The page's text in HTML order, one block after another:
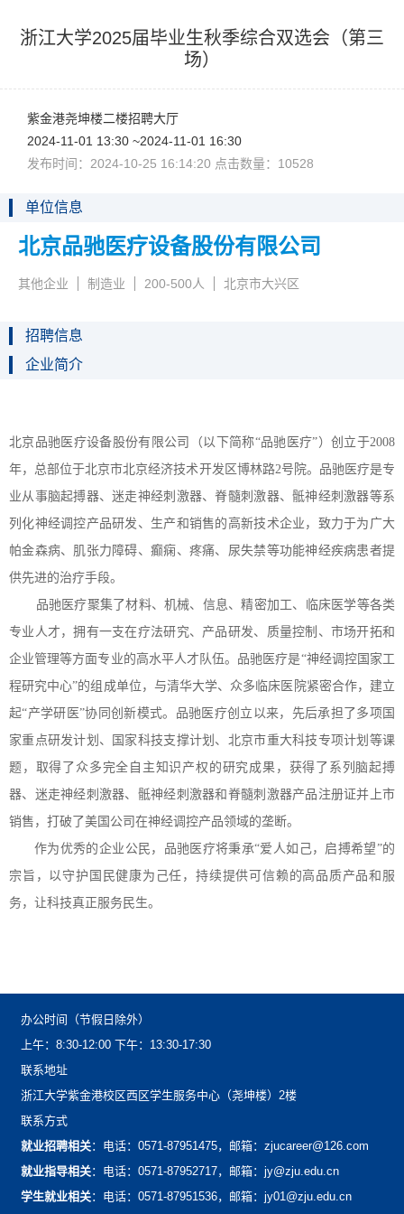
浙江大学2025届毕业生秋季综合双选会（第三
场）
紫金港尧坤楼二楼招聘大厅
2024-11-0113:30~2024-11-0116:30
发布时间：2024-10-2516:14:20点击数量：10528
单位信息
北京品驰医疗设备股份有限公司
其他企业 制造业 200-500人 北京市大兴区
招聘信息
企业简介
北京品驰医疗设备股份有限公司（以下简称“品驰医疗”）创立于2008
年，总部位于北京市北京经济技术开发区博林路2号院。品驰医疗是专
业从事脑起搏器、迷走神经刺激器、脊髓刺激器、骶神经刺激器等系
列化神经调控产品研发、生产和销售的高新技术企业，致力于为广大
帕金森病、肌张力障碍、癫痫、疼痛、尿失禁等功能神经疾病患者提
供先进的治疗手段。
品驰医疗聚集了材料、机械、信息、精密加工、临床医学等各类
专业人才，拥有一支在疗法研究、产品研发、质量控制、市场开拓和
企业管理等方面专业的高水平人才队伍。品驰医疗是“神经调控国家工
程研究中心”的组成单位，与清华大学、众多临床医院紧密合作，建立
起“产学研医”协同创新模式。品驰医疗创立以来，先后承担了多项国
家重点研发计划、国家科技支撑计划、北京市重大科技专项计划等课
题，取得了众多完全自主知识产权的研究成果，获得了系列脑起搏
器、迷走神经刺激器、骶神经刺激器和脊髓刺激器产品注册证并上市
销售，打破了美国公司在神经调控产品领域的垄断。
作为优秀的企业公民，品驰医疗将秉承“爱人如己，启搏希望”的
宗旨，以守护国民健康为己任，持续提供可信赖的高品质产品和服
务，让科技真正服务民生。
办公时间（节假日除外）
上午：8:30-12:00下午：13:30-17:30
联系地址
浙江大学紫金港校区西区学生服务中心（尧坤楼）2楼
联系方式
就业招聘相关：电话：0571-87951475，邮箱：zjucareer@126.com
就业指导相关：电话：0571-87952717，邮箱：jy@zju.edu.cn
学生就业相关：电话：0571-87951536，邮箱：jy01@zju.edu.cn